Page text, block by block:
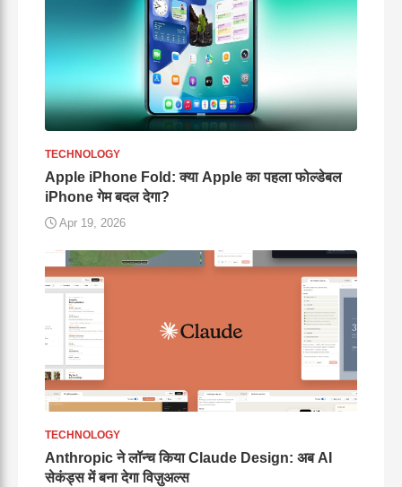
TECHNOLOGY
Apple iPhone Fold: क्या Apple का पहला फोल्डेबल
iPhone गेम बदल देगा?
Apr 19, 2026
TECHNOLOGY
Anthropic ने लॉन्च किया Claude Design: अब AI
सेकंड्स में बना देगा विज़ुअल्स